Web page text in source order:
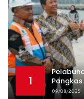
1
09/08/2025